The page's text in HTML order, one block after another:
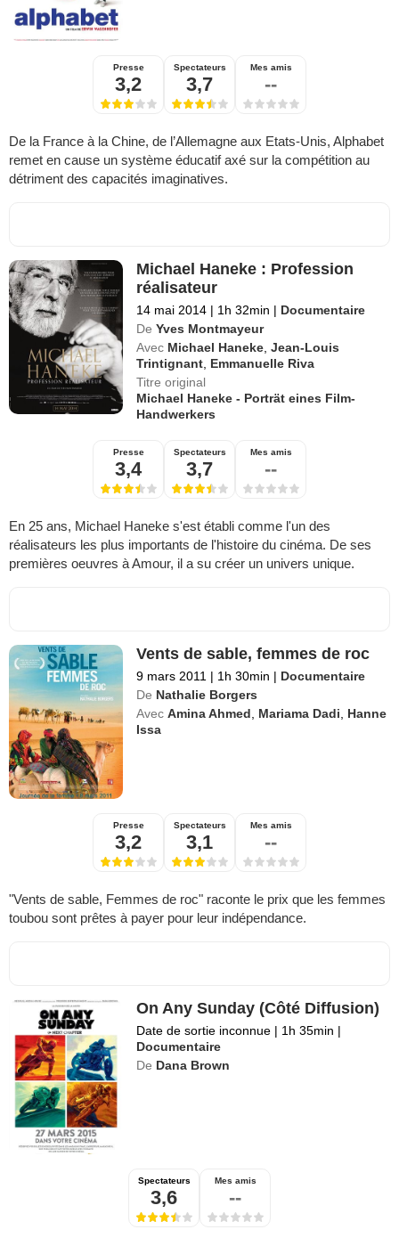
Presse
3,2
Spectateurs
3,7
Mes amis
--
De la France à la Chine, de l’Allemagne aux Etats-Unis, Alphabet
remet en cause un système éducatif axé sur la compétition au
détriment des capacités imaginatives.
Michael Haneke : Profession
réalisateur
14 mai 2014 | 1h 32min | Documentaire
De Yves Montmayeur
Avec Michael Haneke ,Jean-Louis
Trintignant Emmanuelle Riva
Titre original
Michael Haneke - Porträt eines Film-
Handwerkers
Presse
3,4
Spectateurs
3,7
Mes amis
--
En 25 ans, Michael Haneke s'est établi comme l'un des
réalisateurs les plus importants de l'histoire du cinéma. De ses
premières oeuvres à Amour, il a su créer un univers unique.
Vents de sable, femmes de roc
9 mars 2011 | 1h 30min | Documentaire
De Nathalie Borgers
Avec Amina Ahmed Mariama Dadi
Hanne
Issa
Presse
3,2
Spectateurs
3,1
Mes amis
--
"Vents de sable, Femmes de roc" raconte le prix que les femmes
toubou sont prêtes à payer pour leur indépendance.
On Any Sunday (Côté Diffusion)
Date de sortie inconnue | 1h 35min |
Documentaire
De Dana Brown
Spectateurs
3,6
Mes amis
--